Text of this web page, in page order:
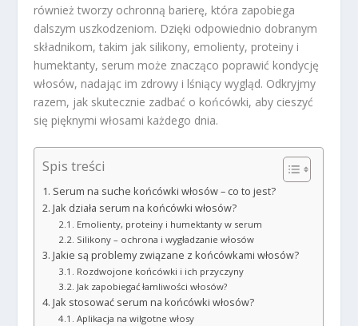
również tworzy ochronną barierę, która zapobiega
dalszym uszkodzeniom. Dzięki odpowiednio dobranym
składnikom, takim jak silikony, emolienty, proteiny i
humektanty, serum może znacząco poprawić kondycję
włosów, nadając im zdrowy i lśniący wygląd. Odkryjmy
razem, jak skutecznie zadbać o końcówki, aby cieszyć
się pięknymi włosami każdego dnia.
Spis treści
Serum na suche końcówki włosów – co to jest?
Jak działa serum na końcówki włosów?
Emolienty, proteiny i humektanty w serum
Silikony – ochrona i wygładzanie włosów
Jakie są problemy związane z końcówkami włosów?
Rozdwojone końcówki i ich przyczyny
Jak zapobiegać łamliwości włosów?
Jak stosować serum na końcówki włosów?
Aplikacja na wilgotne włosy